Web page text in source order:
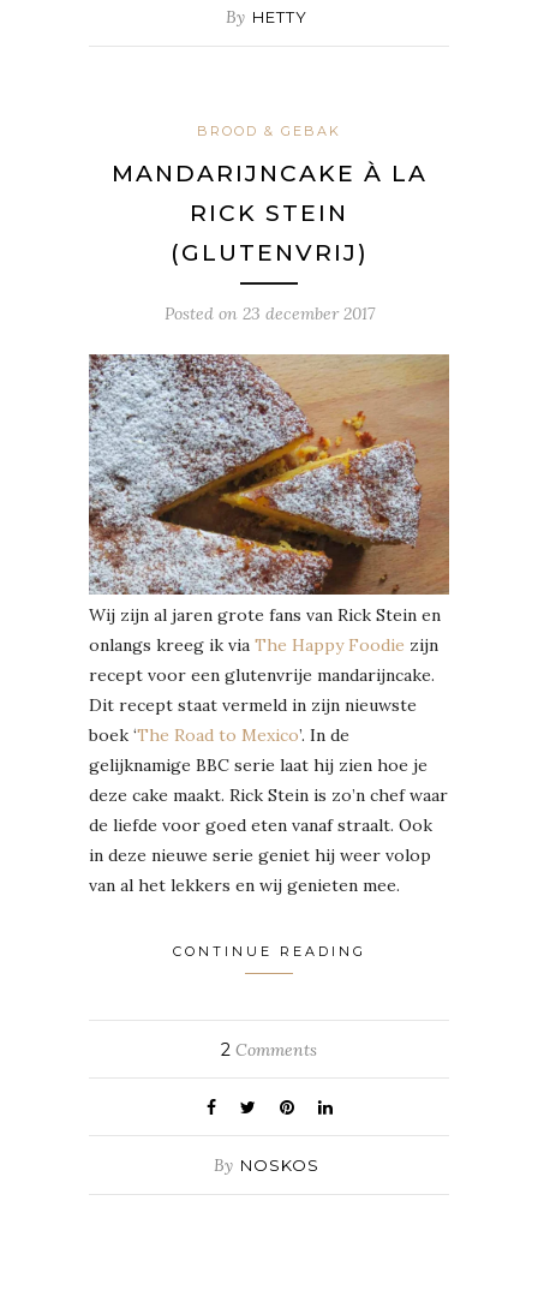
By HETTY
BROOD & GEBAK
MANDARIJNCAKE À LA
RICK STEIN
(GLUTENVRIJ)
Posted on 23 december 2017
Wij zijn al jaren grote fans van Rick Stein en
onlangs kreeg ik via The Happy Foodie zijn
recept voor een glutenvrije mandarijncake.
Dit recept staat vermeld in zijn nieuwste
boek ‘The Road to Mexico’. In de
gelijknamige BBC serie laat hij zien hoe je
deze cake maakt. Rick Stein is zo’n chef waar
de liefde voor goed eten vanaf straalt. Ook
in deze nieuwe serie geniet hij weer volop
van al het lekkers en wij genieten mee.
CONTINUE READING
2 Comments
By NOSKOS